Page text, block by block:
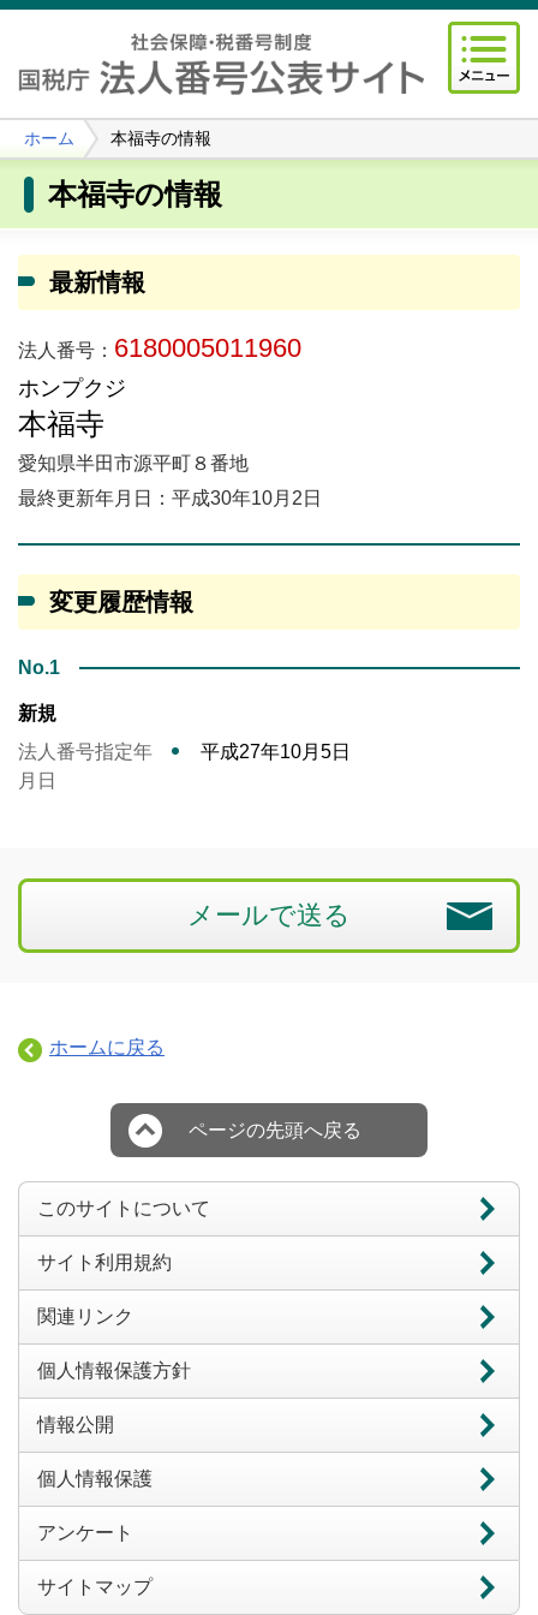
ホーム 本福寺の情報
本福寺の情報
最新情報
法人番号： 6180005011960
ホンプクジ
本福寺
愛知県半田市源平町８番地
最終更新年月日：平成30年10月2日
変更履歴情報
No.1
新規
法人番号指定年
月日
平成27年10月5日
メールで送る
ホームに戻る
ページの先頭へ戻る
このサイトについて
サイト利用規約
関連リンク
個人情報保護方針
情報公開
個人情報保護
アンケート
サイトマップ